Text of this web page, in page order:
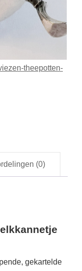
theepotten-
(0)
gekartelde